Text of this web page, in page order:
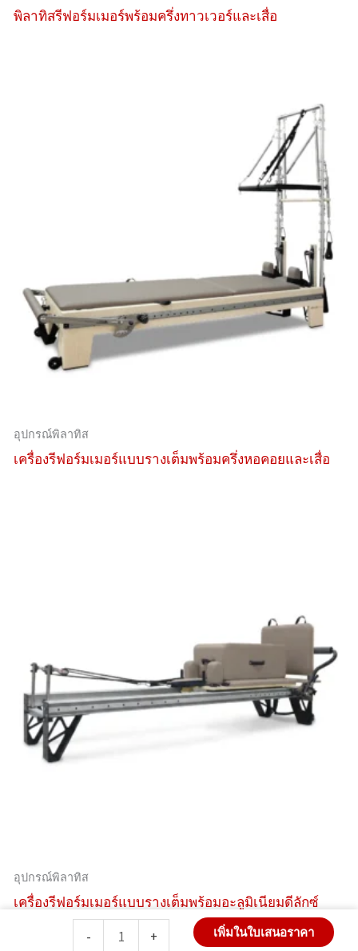
พิลาทิสรีฟอร์มเมอร์พร้อมครึ่งทาวเวอร์และเสื่อ
อุปกรณ์พิลาทิส
เครื่องรีฟอร์มเมอร์แบบรางเต็มพร้อมครึ่งหอคอยและเสื่อ
อุปกรณ์พิลาทิส
เครื่องรีฟอร์มเมอร์แบบรางเต็มพร้อมอะลูมิเนียมดีลักซ์
-
จำนวน
Spine
+ เพิ่มในใบเสนอราคา